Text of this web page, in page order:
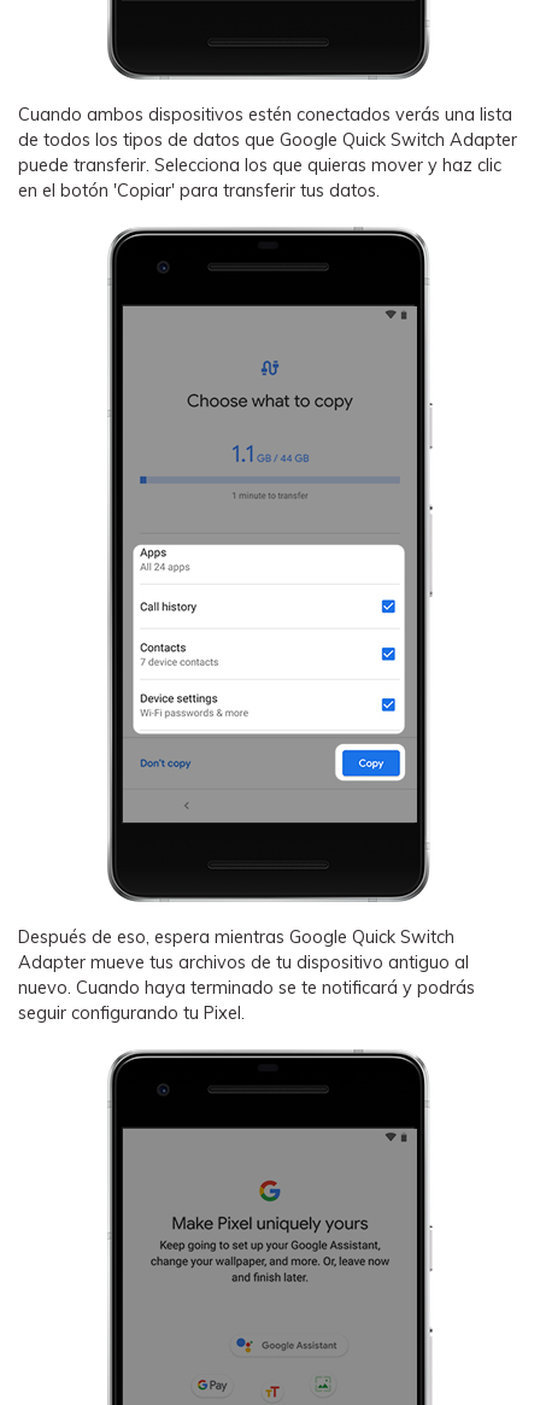
Cuando ambos dispositivos estén conectados verás una lista
de todos los tipos de datos que Google Quick Switch Adapter
puede transferir. Selecciona los que quieras mover y haz clic
en el botón 'Copiar' para transferir tus datos.
Después de eso, espera mientras Google Quick Switch
Adapter mueve tus archivos de tu dispositivo antiguo al
nuevo. Cuando haya terminado se te notificará y podrás
seguir configurando tu Pixel.